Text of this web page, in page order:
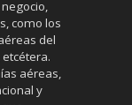
como los
del
aéreas,
y